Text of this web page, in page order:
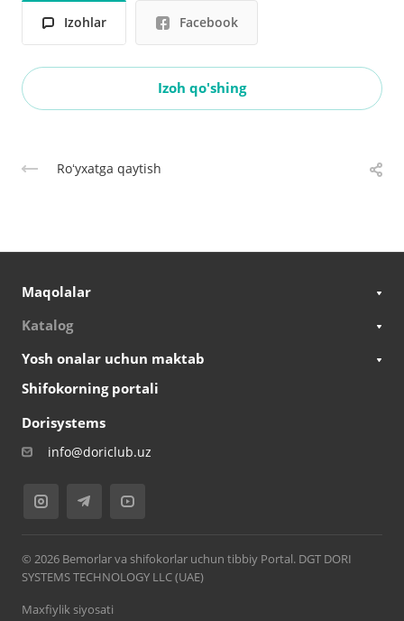
Izohlar Facebook
Izoh qo'shing
Roʻyxatga qaytish
Maqolalar
Katalog
Yosh onalar uchun maktab
Shifokorning portali
Dorisystems
info@doriclub.uz
© 2026 Bemorlar va shifokorlar uchun tibbiy Portal. DGT DORI
SYSTEMS TECHNOLOGY LLC (UAE)
Maxfiylik siyosati